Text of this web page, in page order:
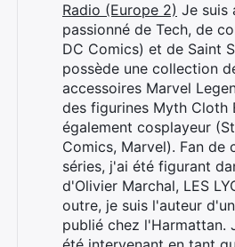
Radio (Europe 2) Je suis
passionné de Tech, de
DC Comics) et de Saint
possède une collection
accessoires Marvel
des figurines Myth Cloth
également cosplayeur
Comics, Marvel). Fan de
séries, j'ai été figurant
d'Olivier Marchal, LES
outre, je suis l'auteur
publié chez l'Harmattan.